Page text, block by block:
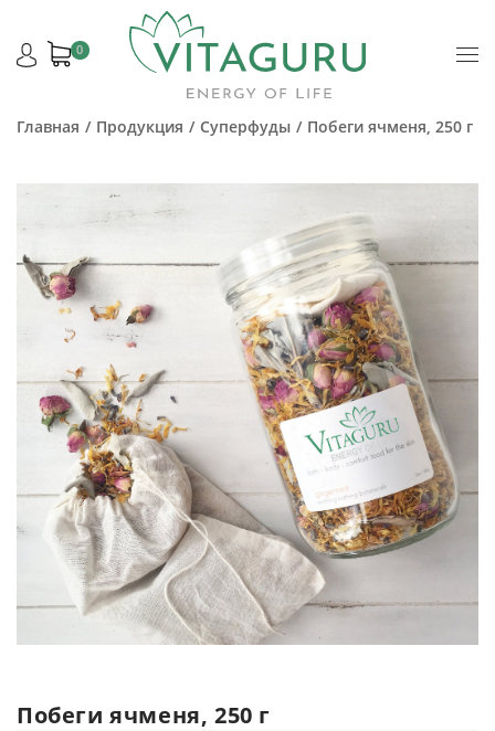
0
Главная Продукция Суперфуды Побеги ячменя, 250 г
Побеги ячменя, 250 г